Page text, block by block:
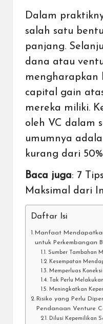
Dalam
salah satu
panjang.
dana atau
mengharapkan
capital gain
mereka miliki.
oleh VC dalam
umumnya
kurang dari
Baca juga: 7
Maksimal dari
Daftar Isi
Manfaat
untuk Perkembangan
Sumber Tambahan
Kesempatan
Memperluas
Tak Perlu
Meningkatkan
Risiko yang Perlu
Pendanaan Venture
Dilusi Kepemilikan